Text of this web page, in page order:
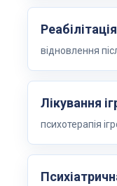
відновлення
Лікування
психотерапія